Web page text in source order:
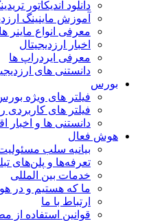
دانلود اندیکاتور
آموزش ماینینگ
معرفی انواع
اخبار ارزدیجیتال
معرفی ایردراپ ها
دانستنی های
بورس
فیلتر های ویژه
فیلتر های کاربردی
دانستنی ها و اخبار
هوش فعال
بیانیه سلب
تعرفه‌ها و پلن‌های
خدمات بین المللی
ما که هستیم و در
ارتباط با ما
قوانین استفاده